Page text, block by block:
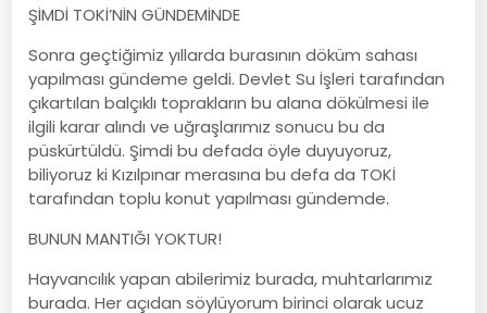
ŞİMDİ TOKİ’NİN GÜNDEMİNDE
Sonra geçtiğimiz yıllarda burasının döküm sahası
yapılması gündeme geldi. Devlet Su İşleri tarafından
çıkartılan balçıklı toprakların bu alana dökülmesi ile
ilgili karar alındı ve uğraşlarımız sonucu bu da
püskürtüldü. Şimdi bu defada öyle duyuyoruz,
biliyoruz ki Kızılpınar merasına bu defa da TOKİ
tarafından toplu konut yapılması gündemde.
BUNUN MANTIĞI YOKTUR!
Hayvancılık yapan abilerimiz burada, muhtarlarımız
burada. Her açıdan söylüyorum birinci olarak ucuz